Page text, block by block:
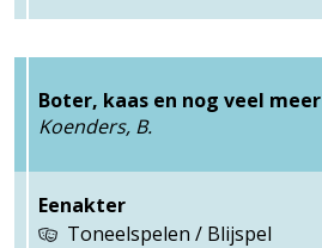
Boter, kaas en nog veel meer
Koenders, B.
Eenakter
Toneelspelen / Blijspel